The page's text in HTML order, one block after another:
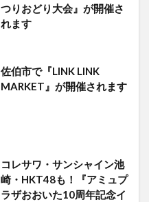
つりおどり大会』が開催さ
れます
佐伯市で『LINK LINK
MARKET』が開催されます
コレサワ・サンシャイン池
崎・HKT48も！『アミュプ
ラザおおいた10周年記念イ